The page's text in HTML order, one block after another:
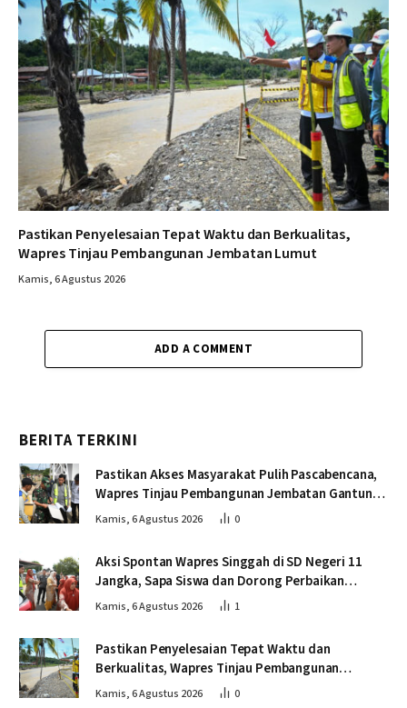
Pastikan Penyelesaian Tepat Waktu dan Berkualitas,
Wapres Tinjau Pembangunan Jembatan Lumut
Kamis, 6 Agustus 2026
ADD A COMMENT
BERITA TERKINI
Pastikan Akses Masyarakat Pulih Pascabencana,
Wapres Tinjau Pembangunan Jembatan Gantung
Kendawi
Kamis, 6 Agustus 2026 0
Aksi Spontan Wapres Singgah di SD Negeri 11
Jangka, Sapa Siswa dan Dorong Perbaikan
Sekolah
Kamis, 6 Agustus 2026 1
Pastikan Penyelesaian Tepat Waktu dan
Berkualitas, Wapres Tinjau Pembangunan
Jembatan Lumut
Kamis, 6 Agustus 2026 0